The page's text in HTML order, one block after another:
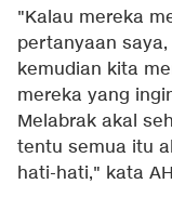
"Kalau mereka
pertanyaan
kemudian kita
mereka yang
Melabrak akal
tentu semua itu
hati-hati," kata